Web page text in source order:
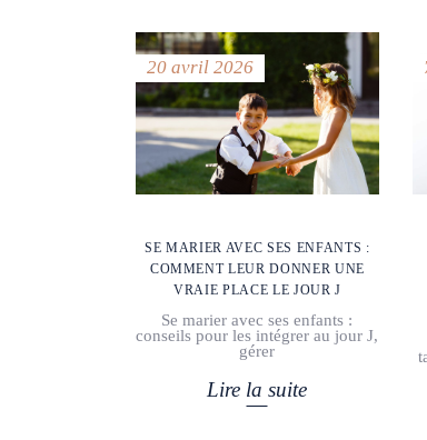
20 avril 2026
SE MARIER AVEC SES ENFANTS :
COMMENT LEUR DONNER UNE
VRAIE PLACE LE JOUR J
Se marier avec ses enfants :
conseils pour les intégrer au jour J,
gérer
Lire la suite